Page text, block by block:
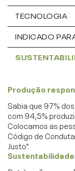
TECNOLOGIA
INDICADO
Produção
Sabia que 97%
com 94,5%
Colocamos as
Código de
Justo".
Sustentabilidade